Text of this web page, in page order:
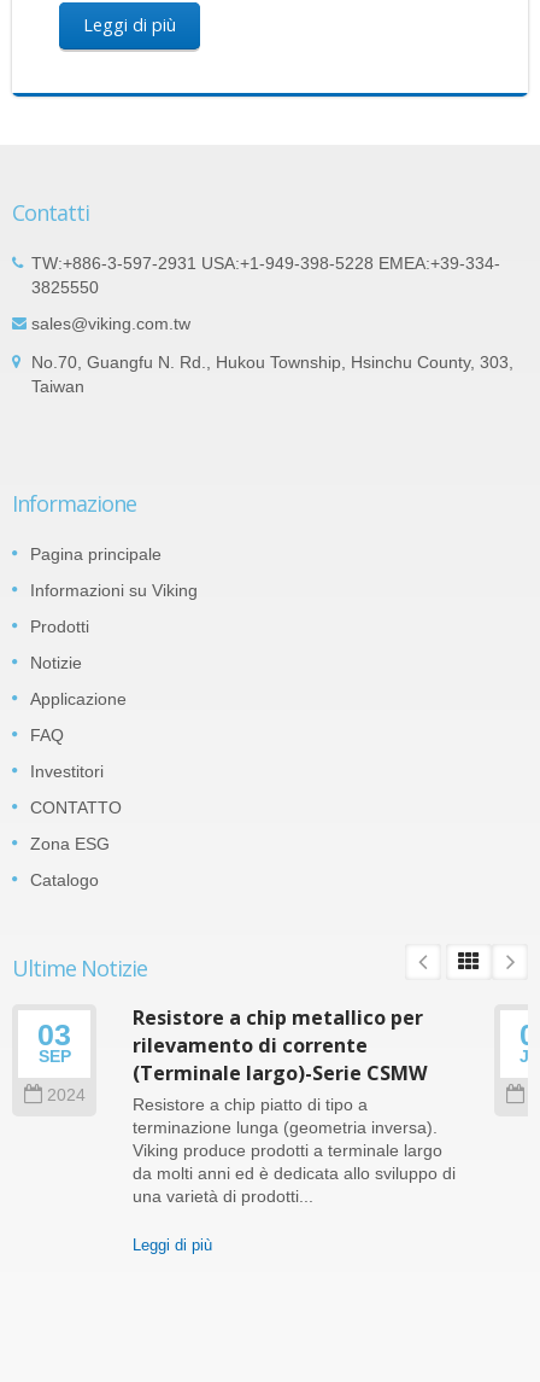
Leggi di più
Contatti
TW:+886-3-597-2931 USA:+1-949-398-5228 EMEA:+39-334-
3825550
sales@viking.com.tw
No.70, Guangfu N. Rd., Hukou Township, Hsinchu County, 303,
Taiwan
Informazione
Pagina principale
Informazioni su Viking
Prodotti
Notizie
Applicazione
FAQ
Investitori
CONTATTO
Zona ESG
Catalogo
Ultime Notizie
03
SEP
2024
Resistore a chip metallico per
rilevamento di corrente
(Terminale largo)-Serie CSMW
Resistore a chip piatto di tipo a
terminazione lunga (geometria inversa).
Viking produce prodotti a terminale largo
da molti anni ed è dedicata allo sviluppo di
una varietà di prodotti...
Leggi di più